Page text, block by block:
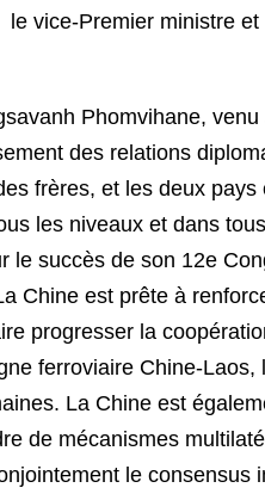
vice-Premier ministre
Phomvihane,
des relations
frères, et les deux
les niveaux et dans
succès de son 12e
Chine est prête à
progresser la
ferroviaire Chine-
La Chine est
de mécanismes
le consensus